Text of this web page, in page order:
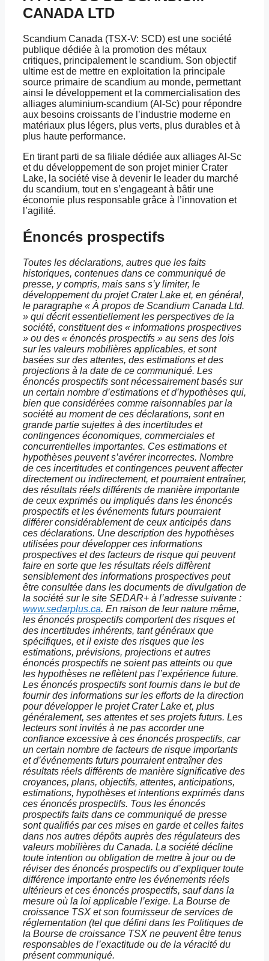
CANADA LTD
Scandium Canada (TSX-V: SCD) est une société
publique dédiée à la promotion des métaux
critiques, principalement le scandium. Son objectif
ultime est de mettre en exploitation la principale
source primaire de scandium au monde, permettant
ainsi le développement et la commercialisation des
alliages aluminium-scandium (Al-Sc) pour répondre
aux besoins croissants de l’industrie moderne en
matériaux plus légers, plus verts, plus durables et à
plus haute performance.
En tirant parti de sa filiale dédiée aux alliages Al-Sc
et du développement de son projet minier Crater
Lake, la société vise à devenir le leader du marché
du scandium, tout en s’engageant à bâtir une
économie plus responsable grâce à l’innovation et
l’agilité.
Énoncés prospectifs
Toutes les déclarations, autres que les faits
historiques, contenues dans ce communiqué de
presse, y compris, mais sans s’y limiter, le
développement du projet Crater Lake et, en général,
le paragraphe « À propos de Scandium Canada Ltd.
» qui décrit essentiellement les perspectives de la
société, constituent des « informations prospectives
» ou des « énoncés prospectifs » au sens des lois
sur les valeurs mobilières applicables, et sont
basées sur des attentes, des estimations et des
projections à la date de ce communiqué. Les
énoncés prospectifs sont nécessairement basés sur
un certain nombre d’estimations et d’hypothèses qui,
bien que considérées comme raisonnables par la
société au moment de ces déclarations, sont en
grande partie sujettes à des incertitudes et
contingences économiques, commerciales et
concurrentielles importantes. Ces estimations et
hypothèses peuvent s’avérer incorrectes. Nombre
de ces incertitudes et contingences peuvent affecter
directement ou indirectement, et pourraient entraîner,
des résultats réels différents de manière importante
de ceux exprimés ou impliqués dans les énoncés
prospectifs et les événements futurs pourraient
différer considérablement de ceux anticipés dans
ces déclarations. Une description des hypothèses
utilisées pour développer ces informations
prospectives et des facteurs de risque qui peuvent
faire en sorte que les résultats réels diffèrent
sensiblement des informations prospectives peut
être consultée dans les documents de divulgation de
la société sur le site SEDAR+ à l’adresse suivante :
www.sedarplus.ca. En raison de leur nature même,
les énoncés prospectifs comportent des risques et
des incertitudes inhérents, tant généraux que
spécifiques, et il existe des risques que les
estimations, prévisions, projections et autres
énoncés prospectifs ne soient pas atteints ou que
les hypothèses ne reflètent pas l’expérience future.
Les énoncés prospectifs sont fournis dans le but de
fournir des informations sur les efforts de la direction
pour développer le projet Crater Lake et, plus
généralement, ses attentes et ses projets futurs. Les
lecteurs sont invités à ne pas accorder une
confiance excessive à ces énoncés prospectifs, car
un certain nombre de facteurs de risque importants
et d’événements futurs pourraient entraîner des
résultats réels différents de manière significative des
croyances, plans, objectifs, attentes, anticipations,
estimations, hypothèses et intentions exprimés dans
ces énoncés prospectifs. Tous les énoncés
prospectifs faits dans ce communiqué de presse
sont qualifiés par ces mises en garde et celles faites
dans nos autres dépôts auprès des régulateurs des
valeurs mobilières du Canada. La société décline
toute intention ou obligation de mettre à jour ou de
réviser des énoncés prospectifs ou d’expliquer toute
différence importante entre les événements réels
ultérieurs et ces énoncés prospectifs, sauf dans la
mesure où la loi applicable l’exige. La Bourse de
croissance TSX et son fournisseur de services de
réglementation (tel que défini dans les Politiques de
la Bourse de croissance TSX ne peuvent être tenus
responsables de l’exactitude ou de la véracité du
présent communiqué.